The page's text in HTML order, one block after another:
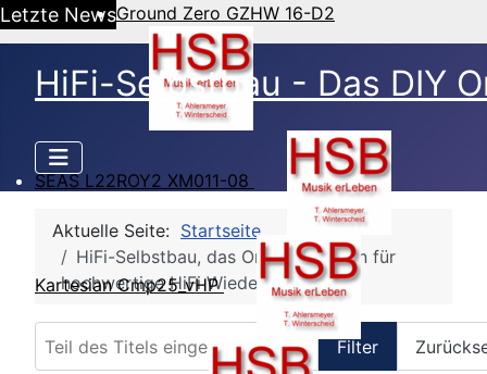
Letzte NewsGround Zero GZHW 16-D2
SEAS L22ROY2 XM011-08
Kartesian Cmp25_vHP
HiFi-Selbstbau - Das DIY
Aktuelle Seite: Startseite
HiFi-Selbstbau, das Online Magazin für
hochwertige HiFi Wiedergabe
Filter